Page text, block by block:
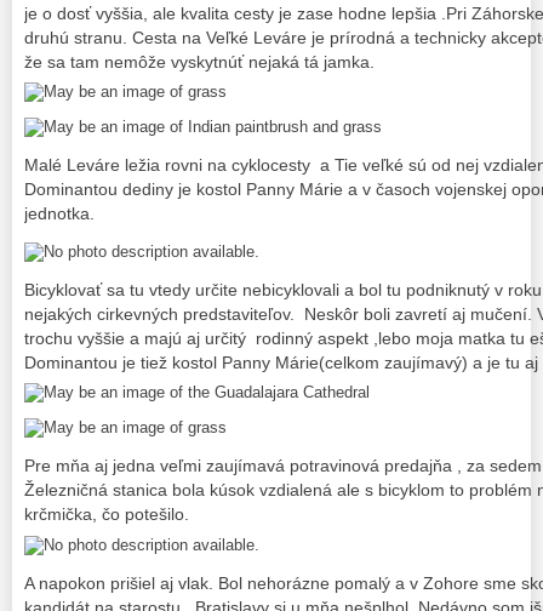
je o dosť vyššia, ale kvalita cesty je zase hodne lepšia .Pri
druhú stranu. Cesta na Veľké Leváre je prírodná a technicky
že sa tam nemôže vyskytnúť nejaká tá jamka.
Malé Leváre ležia rovni na cyklocesty a Tie veľké sú od nej
Dominantou dediny je kostol Panny Márie a v časoch vojenskej
jednotka.
Bicyklovať sa tu vtedy určite nebicyklovali a bol tu podniknutý v
nejakých cirkevných predstaviteľov. Neskôr boli zavretí aj mučení.
trochu vyššie a majú aj určitý rodinný aspekt ,lebo moja matka tu
Dominantou je tiež kostol Panny Márie(celkom zaujímavý) a je tu
Pre mňa aj jedna veľmi zaujímavá potravinová predajňa , za
Železničná stanica bola kúsok vzdialená ale s bicyklom to problém
krčmička, čo potešilo.
A napokon prišiel aj vlak. Bol nehorázne pomalý a v Zohore sme
kandidát na starostu Bratislavy si u mňa nešplhol. Nedávno som